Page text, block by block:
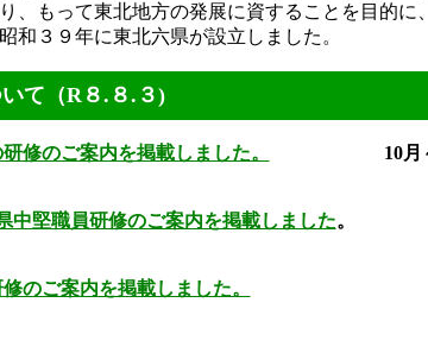
、もって東北地方の発展に資することを目的に
３９年に東北六県が設立しました。
て（R８.８.３)
修のご案内を掲載しました。 10
中堅職員研修のご案内を掲載しました。 中
のご案内を掲載しました。 7月～9月